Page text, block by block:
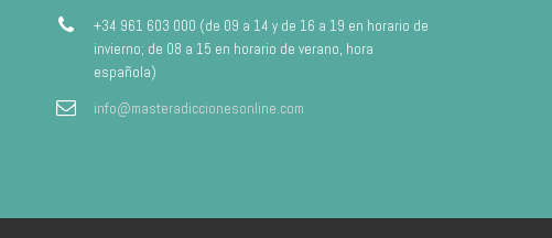
+34 961 603 000 (de 09 a 14 y de 16 a 19 en horario de
invierno; de 08 a 15 en horario de verano, hora
española)
info@masteradiccionesonline.com